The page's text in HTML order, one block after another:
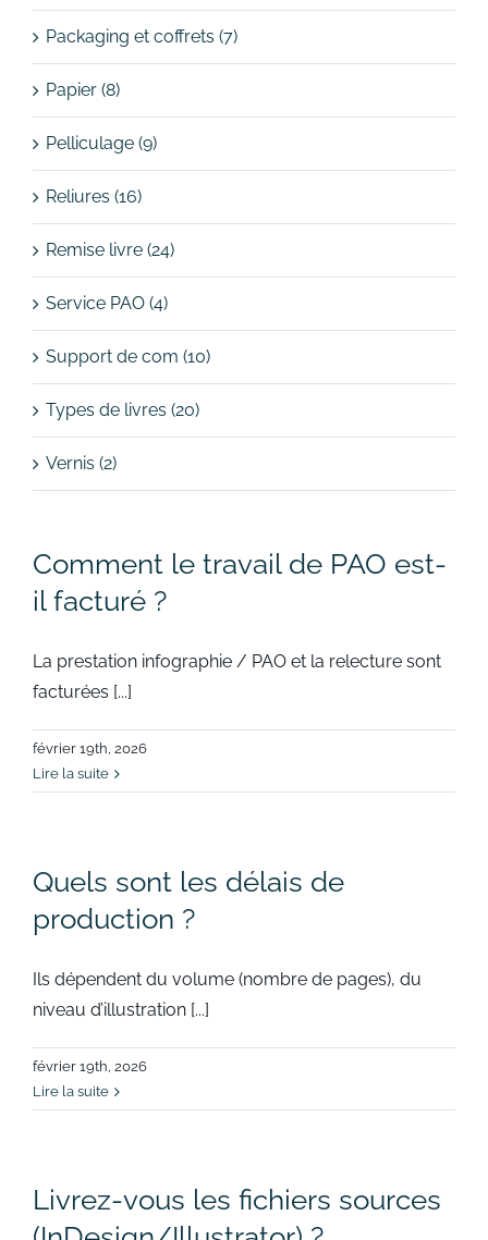
Comment le travail de PAO est-
il facturé ?
La prestation infographie / PAO et la relecture sont
facturées [...]
février 19th, 2026
Lire la suite
Quels sont les délais de
production ?
Ils dépendent du volume (nombre de pages), du
niveau d’illustration [...]
février 19th, 2026
Lire la suite
Livrez-vous les fichiers sources
Packaging et coffrets (7)
Papier (8)
Pelliculage (9)
Reliures (16)
Remise livre (24)
Service PAO (4)
Support de com (10)
Types de livres (20)
Vernis (2)